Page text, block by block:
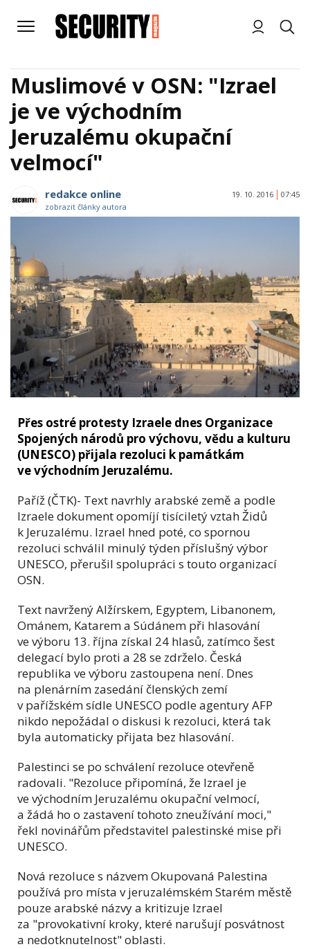
Muslimové v OSN: "Izrael
je ve východním
Jeruzalému okupační
velmocí"
redakce online
zobrazit články autora
19. 10. 2016 07:45
Přes ostré protesty Izraele dnes Organizace
Spojených národů pro výchovu, vědu a kulturu
(UNESCO) přijala rezoluci k památkám
ve východním Jeruzalému.
Paříž (ČTK)- Text navrhly arabské země a podle
Izraele dokument opomíjí tisíciletý vztah Židů
k Jeruzalému. Izrael hned poté, co spornou
rezoluci schválil minulý týden příslušný výbor
UNESCO, přerušil spolupráci s touto organizací
OSN.
Text navržený Alžírskem, Egyptem, Libanonem,
Ománem, Katarem a Súdánem při hlasování
ve výboru 13. října získal 24 hlasů, zatímco šest
delegací bylo proti a 28 se zdrželo. Česká
republika ve výboru zastoupena není. Dnes
na plenárním zasedání členských zemí
v pařížském sídle UNESCO podle agentury AFP
nikdo nepožádal o diskusi k rezoluci, která tak
byla automaticky přijata bez hlasování.
Palestinci se po schválení rezoluce otevřeně
radovali. "Rezoluce připomíná, že Izrael je
ve východním Jeruzalému okupační velmocí,
a žádá ho o zastavení tohoto zneužívání moci,"
řekl novinářům představitel palestinské mise při
UNESCO.
Nová rezoluce s názvem Okupovaná Palestina
používá pro místa v jeruzalémském Starém městě
pouze arabské názvy a kritizuje Izrael
za "provokativní kroky, které narušují posvátnost
a nedotknutelnost" oblasti.